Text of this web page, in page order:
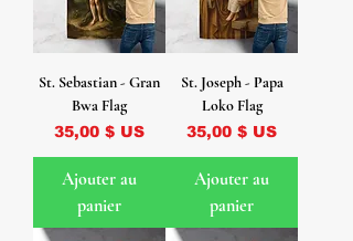
St. Sebastian - Gran
Bwa Flag
Prix
35,00 $ US
Ajouter au
panier
St. Joseph - Papa
Loko Flag
Prix
35,00 $ US
Ajouter au
panier